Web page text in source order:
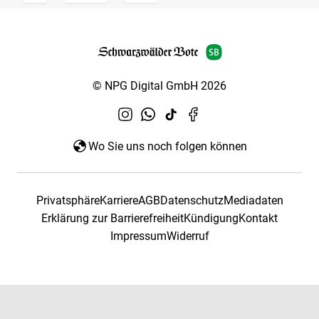
© NPG Digital GmbH 2026
Wo Sie uns noch folgen können
PrivatsphäreKarriereAGBDatenschutzMediadaten
Erklärung zur BarrierefreiheitKündigungKontakt
ImpressumWiderruf